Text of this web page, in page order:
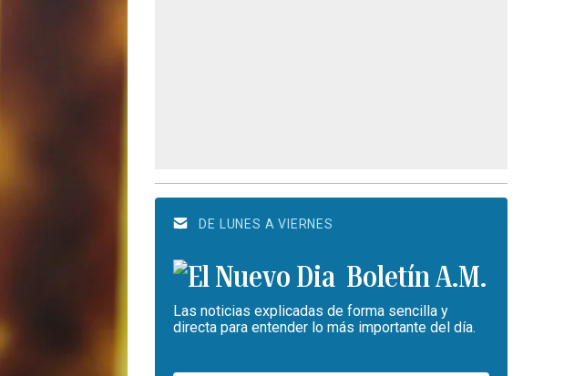
DE LUNES A VIERNES
Boletín A.M.
Las noticias explicadas de forma sencilla y
directa para entender lo más importante del día.